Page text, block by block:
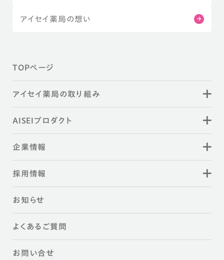
アイセイ薬局の想い
TOPページ
アイセイ薬局の取り組み
AISEIプロダクト
企業情報
採用情報
お知らせ
よくあるご質問
お問い合せ